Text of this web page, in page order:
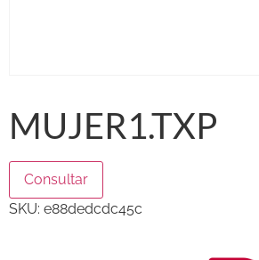
MUJER1.TXP
Consultar
SKU: e88dedcdc45c